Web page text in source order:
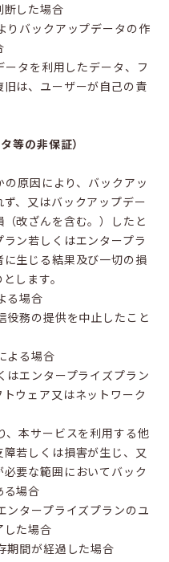
断した場合
りバックアップデータの作
タを利用したデータ、フ
は、ユーザーが自己の責
等の非保証）
原因により、バックアッ
、又はバックアップデー
改ざんを含む。）したと
ン若しくはエンタープラ
生じる結果及び一切の損
します。
る場合
役務の提供を中止したこと
よる場合
はエンタープライズプラン
ウェア又はネットワーク
、本サービスを利用する他
若しくは損害が生じ、又
要な範囲においてバック
る場合
ンタープライズプランのユ
した場合
期間が経過した場合